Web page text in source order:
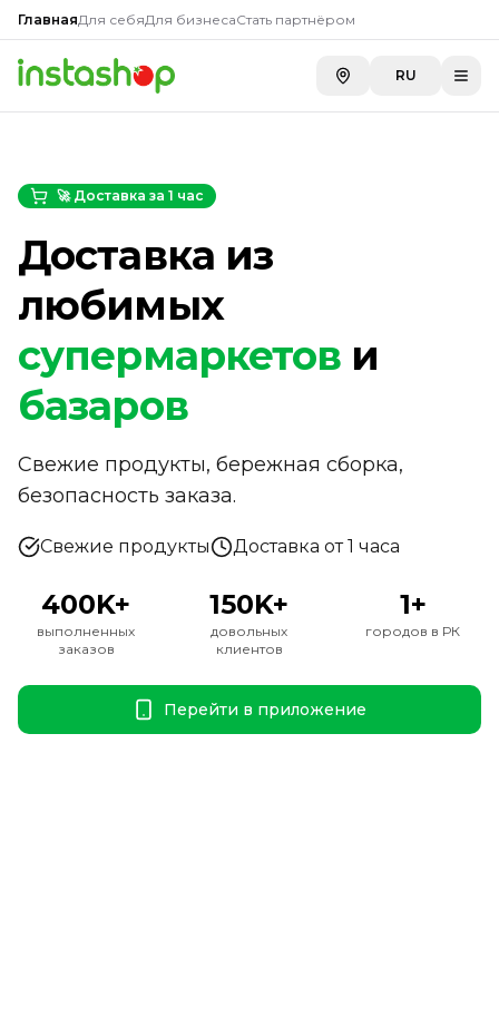
ГлавнаяДля себяДля бизнесаСтать партнёром
RU
🚀 Доставка за 1 час
Доставка из
любимых
супермаркетов и
базаров
Свежие продукты, бережная сборка,
безопасность заказа.
Свежие продукты Доставка от 1 часа
400K+
выполненных
заказов
150K+
довольных
клиентов
1+
городов в РК
Перейти в приложение